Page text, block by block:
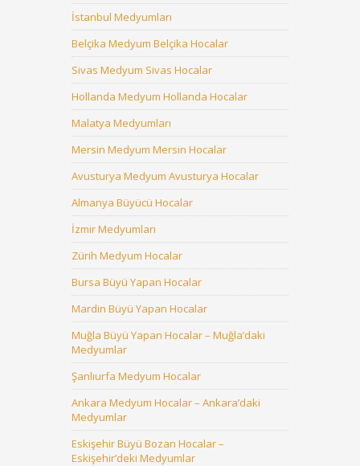
İstanbul Medyumları
Belçika Medyum Belçika Hocalar
Sivas Medyum Sivas Hocalar
Hollanda Medyum Hollanda Hocalar
Malatya Medyumları
Mersin Medyum Mersin Hocalar
Avusturya Medyum Avusturya Hocalar
Almanya Büyücü Hocalar
İzmir Medyumları
Zürih Medyum Hocalar
Bursa Büyü Yapan Hocalar
Mardin Büyü Yapan Hocalar
Muğla Büyü Yapan Hocalar – Muğla’daki
Medyumlar
Şanlıurfa Medyum Hocalar
Ankara Medyum Hocalar – Ankara’daki
Medyumlar
Eskişehir Büyü Bozan Hocalar –
Eskişehir’deki Medyumlar